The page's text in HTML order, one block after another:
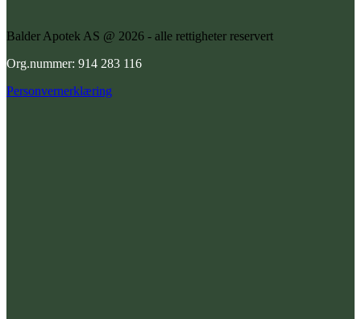
Balder Apotek AS @ 2026 - alle rettigheter reservert
Org.nummer: 914 283 116
Personvernerklæring